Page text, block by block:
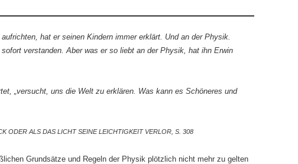
hat er seinen Kindern immer erklärt. Und an der Physik.
verstanden. Aber was er so liebt an der Physik, hat ihn Erwin
„versucht, uns die Welt zu erklären. Was kann es Schöneres und
ODER ALS DAS LICHT SEINE LEICHTIGKEIT VERLOR, S. 308
Grundsätze und Regeln der Physik plötzlich nicht mehr zu gelten